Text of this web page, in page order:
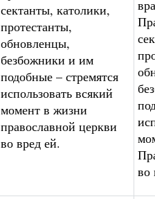
сектанты, католики,
протестанты,
обновленцы,
безбожники и им
подобные – стремятся
использовать всякий
момент в жизни
православной церкви
во вред ей.
во